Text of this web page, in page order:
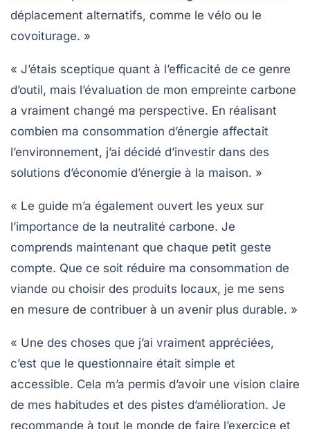
déplacement alternatifs, comme le vélo ou le
covoiturage. »
« J’étais sceptique quant à l’efficacité de ce genre
d’outil, mais l’évaluation de mon empreinte carbone
a vraiment changé ma perspective. En réalisant
combien ma consommation d’énergie affectait
l’environnement, j’ai décidé d’investir dans des
solutions d’économie d’énergie à la maison. »
« Le guide m’a également ouvert les yeux sur
l’importance de la neutralité carbone. Je
comprends maintenant que chaque petit geste
compte. Que ce soit réduire ma consommation de
viande ou choisir des produits locaux, je me sens
en mesure de contribuer à un avenir plus durable. »
« Une des choses que j’ai vraiment appréciées,
c’est que le questionnaire était simple et
accessible. Cela m’a permis d’avoir une vision claire
de mes habitudes et des pistes d’amélioration. Je
recommande à tout le monde de faire l’exercice et